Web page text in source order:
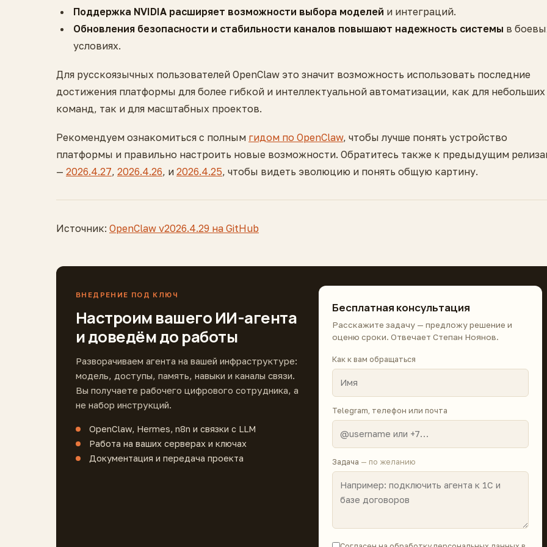
Поддержка NVIDIA расширяет возможности выбора моделей и интеграций.
Обновления безопасности и стабильности каналов повышают надежность системы в
условиях.
Для русскоязычных пользователей OpenClaw это значит возможность использовать последние
достижения платформы для более гибкой и интеллектуальной автоматизации, как для небольших
команд, так и для масштабных проектов.
Рекомендуем ознакомиться с полным гидом по OpenClaw, чтобы лучше понять устройство
платформы и правильно настроить новые возможности. Обратитесь также к предыдущим
— 2026.4.27, 2026.4.26, и 2026.4.25, чтобы видеть эволюцию и понять общую картину.
Источник: OpenClaw v2026.4.29 на GitHub
ВНЕДРЕНИЕ ПОД КЛЮЧ
Настроим вашего ИИ-агента
и доведём до работы
Разворачиваем агента на вашей инфраструктуре:
модель, доступы, память, навыки и каналы связи.
Вы получаете рабочего цифрового сотрудника, а
не набор инструкций.
OpenClaw, Hermes, n8n и связки с LLM
Работа на ваших серверах и ключах
Документация и передача проекта
Бесплатная консультация
Расскажите задачу — предложу решение и
оценю сроки. Отвечает Степан Ноянов.
Как к вам обращаться
Telegram, телефон или почта
Задача — по желанию